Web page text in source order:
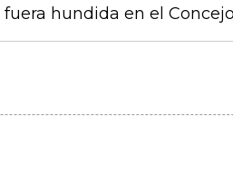
hundida en el Concejo